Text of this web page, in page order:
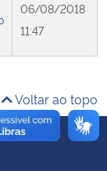
06/08/2018
11:47
Voltar ao topo